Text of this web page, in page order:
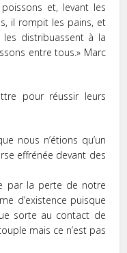
et, levant les
il rompit les pains, et
les distribuassent à la
entre tous.» Marc‬
pour réussir leurs
nous n’étions qu’un
effrénée devant des
par la perte de notre
d’existence puisque
sorte au contact de
mais ce n’est pas